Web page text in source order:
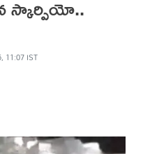
స్కార్పియో..
11:07 IST